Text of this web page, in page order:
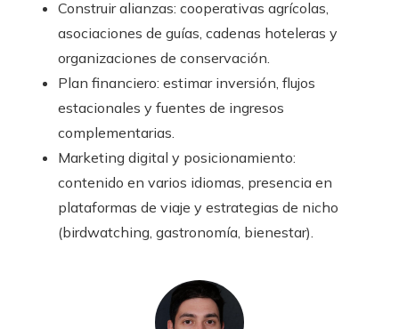
Construir alianzas: cooperativas agrícolas,
asociaciones de guías, cadenas hoteleras y
organizaciones de conservación.
Plan financiero: estimar inversión, flujos
estacionales y fuentes de ingresos
complementarias.
Marketing digital y posicionamiento:
contenido en varios idiomas, presencia en
plataformas de viaje y estrategias de nicho
(birdwatching, gastronomía, bienestar).